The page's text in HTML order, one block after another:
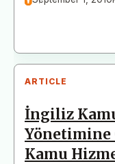
ARTICLE
İngiliz
Yönetimine
Kamu